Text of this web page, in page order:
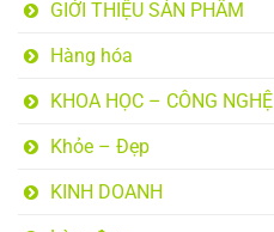
GIỚI THIỆU SẢN PHẨM
Hàng hóa
KHOA HỌC – CÔNG NGHỆ
Khỏe – Đẹp
KINH DOANH